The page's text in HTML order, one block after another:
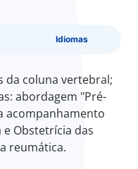
Idiomas
da coluna vertebral;
abordagem "Pré-
acompanhamento
Obstetrícia das
reumática.